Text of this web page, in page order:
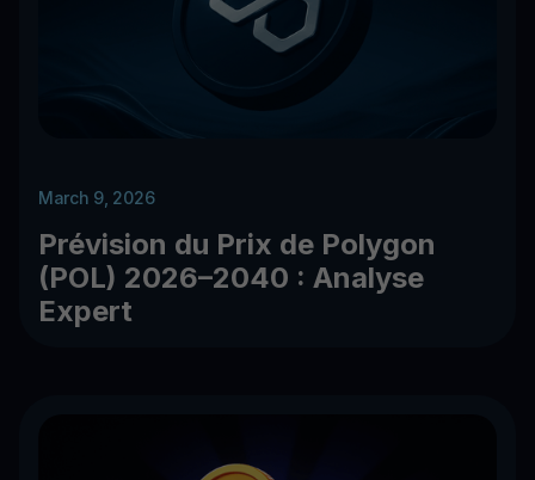
March 9, 2026
Prévision du Prix de Polygon
(POL) 2026–2040 : Analyse
Expert